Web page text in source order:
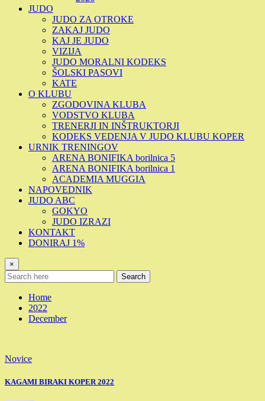
JUDO
JUDO ZA OTROKE
ZAKAJ JUDO
KAJ JE JUDO
VIZIJA
JUDO MORALNI KODEKS
ŠOLSKI PASOVI
KATE
O KLUBU
ZGODOVINA KLUBA
VODSTVO KLUBA
TRENERJI IN INŠTRUKTORJI
KODEKS VEDENJA V JUDO KLUBU KOPER
URNIK TRENINGOV
ARENA BONIFIKA borilnica 5
ARENA BONIFIKA borilnica 1
ACADEMIA MUGGIA
NAPOVEDNIK
JUDO ABC
GOKYO
JUDO IZRAZI
KONTAKT
DONIRAJ 1%
×
Search
Home
2022
December
Novice
KAGAMI BIRAKI KOPER 2022